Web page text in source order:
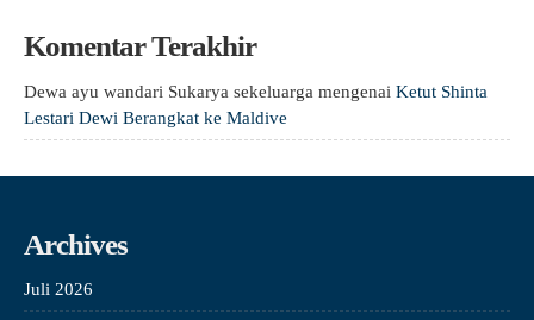
Komentar Terakhir
Dewa ayu wandari Sukarya sekeluarga mengenai Ketut Shinta
Lestari Dewi Berangkat ke Maldive
Archives
Juli 2026